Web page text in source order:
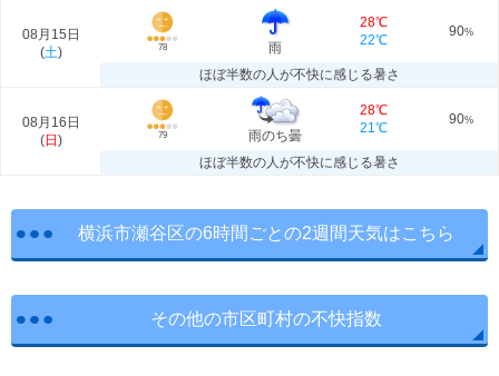
08月15日
(土) 78 雨
28℃
22℃
90%
ほぼ半数の人が不快に感じる暑さ
08月16日
(日 ) 79 雨のち曇
28℃
21℃
90%
ほぼ半数の人が不快に感じる暑さ
横浜市瀬谷区の6時間ごとの2週間天気はこちら
その他の市区町村の不快指数